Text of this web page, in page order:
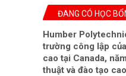
ĐANG CÓ HỌC
Humber
trường công lập
cao tại Canada,
thuật và đào tạo